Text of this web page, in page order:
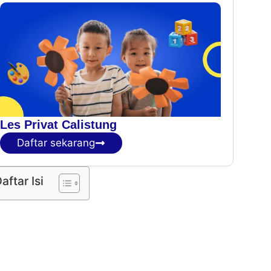
Les Privat Calistung
Daftar sekarang
Isi